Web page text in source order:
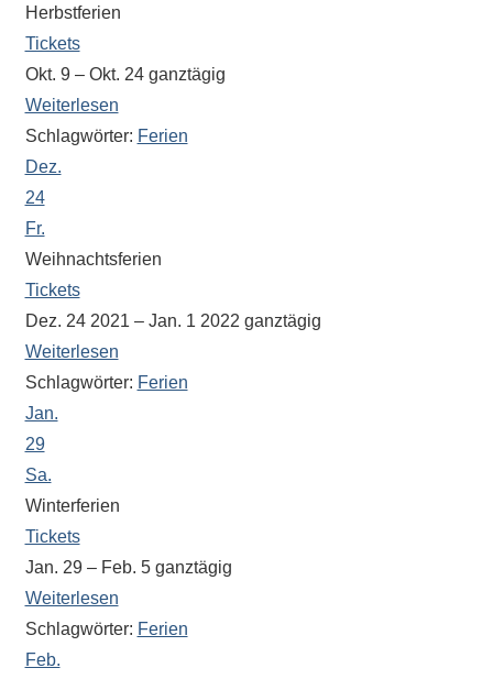
Antworten
zu
bieten.
Daneben
gibt
es
viele
Beiträge
Aktivitäten
an
unserer
Schule.
Ob
Sprach-,
Mathematik-
oder
Sportwettkampf,
Musik-
oder
Theaterveranstaltung,
Herbstferien
Tickets
Okt. 9 – Okt. 24 ganztägig
Weiterlesen
Schlagwörter: Ferien
Dez.
24
Fr.
Weihnachtsferien
Tickets
Dez. 24 2021 – Jan. 1 2022 ganztägig
Weiterlesen
Schlagwörter: Ferien
Jan.
29
Sa.
Winterferien
Tickets
Jan. 29 – Feb. 5 ganztägig
Weiterlesen
Schlagwörter: Ferien
Feb.